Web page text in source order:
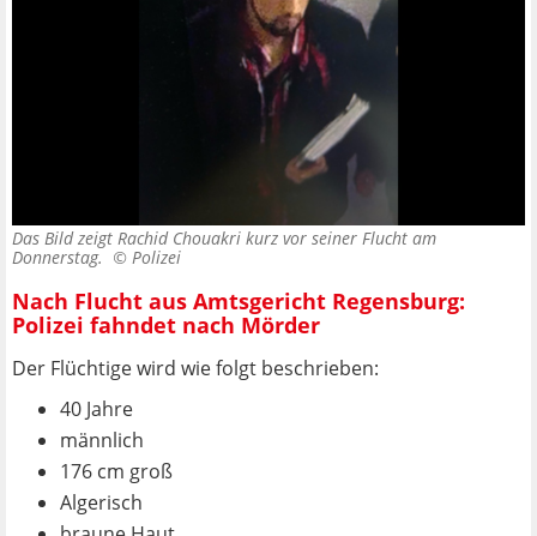
Das Bild zeigt Rachid Chouakri kurz vor seiner Flucht am
Donnerstag. © Polizei
Nach Flucht aus Amtsgericht Regensburg:
Polizei fahndet nach Mörder
Der Flüchtige wird wie folgt beschrieben:
40 Jahre
männlich
176 cm groß
Algerisch